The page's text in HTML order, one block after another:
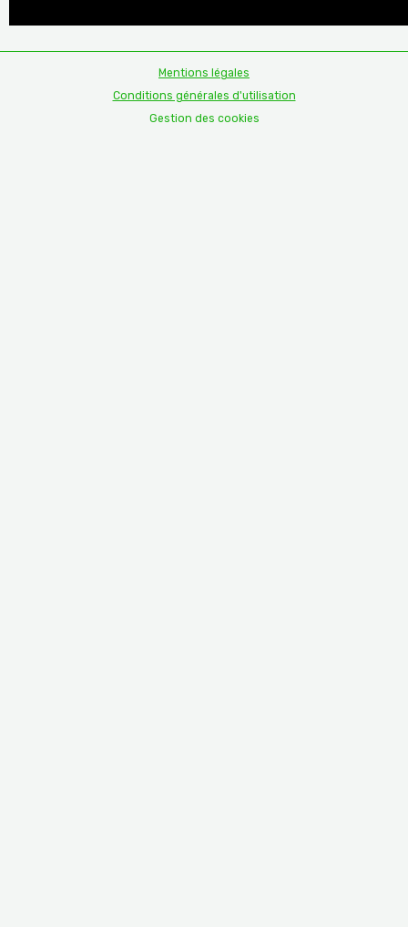
Mentions légales
Conditions générales d'utilisation
Gestion des cookies